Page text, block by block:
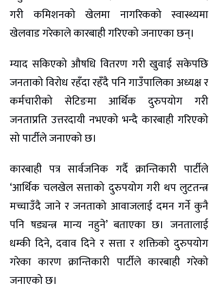
गरी कमिशनको खेलमा नागरिकको स्वास्थ्यमा
खेलवाड गरेकाले कारबाही गरिएको जनाएका छन्।
म्याद सकिएको औषधि वितरण गरी खुवाई सकेपछि
जनताको विरोध रहँदा रहँदै पनि गाउँपालिका अध्यक्ष र
कर्मचारीको सेटिङमा आर्थिक दुरुपयोग गरी
जनताप्रति उत्तरदायी नभएको भन्दै कारबाही गरिएको
सो पार्टीले जनाएको छ।
कारबाही पत्र सार्वजनिक गर्दै क्रान्तिकारी पार्टीले
‘आर्थिक चलखेल सत्ताको दुरुपयोग गरी थप लुटतन्त्र
मच्चाउँदै जाने र जनताको आवाजलाई दमन गर्ने कुनै
पनि षड्यन्त्र मान्य नहुने’ बताएका छ। जनतालाई
धम्की दिने, दवाव दिने र सत्ता र शक्तिको दुरुपयोग
गरेका कारण क्रान्तिकारी पार्टीले कारबाही गरेको
जनाएको छ।